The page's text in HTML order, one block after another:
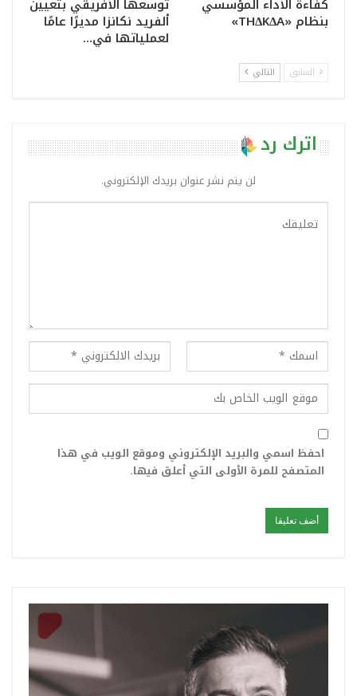
كفاءة الأداء المؤسسي
بنظام «THΔKΔA»
توسعها الأفريقي بتعيين
ألفريد نكانزا مديرًا عامًا
لعملياتها في…
السابق التالي
اترك رد
لن يتم نشر عنوان بريدك الإلكتروني.
احفظ اسمي والبريد الإلكتروني وموقع الويب في هذا
المتصفح للمرة الأولى التي أعلق فيها.